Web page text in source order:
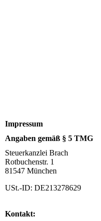
Impressum
Angaben gemäß § 5 TMG
Steuerkanzlei Brach
Rotbuchenstr. 1
81547 München
USt.-ID: DE213278629
Kontakt: